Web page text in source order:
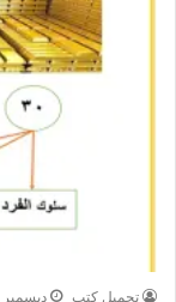
تحميل كتب ديسمبر 14, 2020